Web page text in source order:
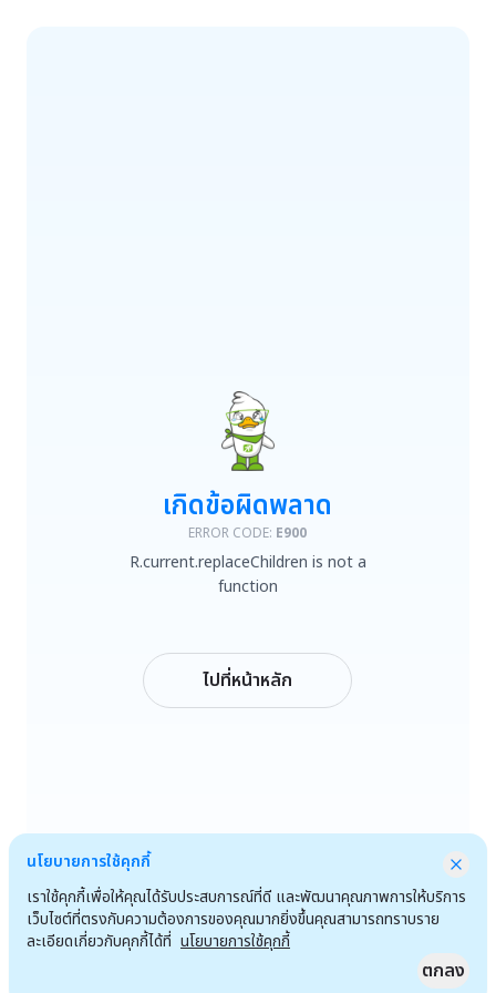
R.current.replaceChildren is not a function
เกิดข้อผิดพลาด
ERROR CODE: E900
R.current.replaceChildren is not a
function
ไปที่หน้าหลัก
นโยบายการใช้คุกกี้
เราใช้คุกกี้เพื่อให้คุณได้รับประสบการณ์ที่ดี และพัฒนาคุณภาพการให้บริการ
เว็บไซต์ที่ตรงกับความต้องการของคุณมากยิ่งขึ้นคุณสามารถทราบราย
ละเอียดเกี่ยวกับคุกกี้ได้ที่ นโยบายการใช้คุกกี้
ตกลง